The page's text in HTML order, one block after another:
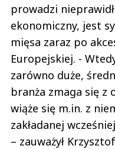
prowadzi
ekonomiczny, jest
mięsa zaraz po
Europejskiej. -
zarówno duże,
branża zmaga się z
wiąże się m.in. z
zakładanej
– zauważył